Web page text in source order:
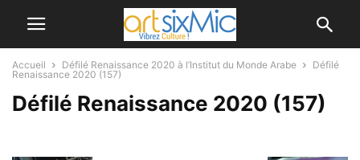
Accueil Défilé Renaissance 2020 à l’Institut du Monde Arabe
Défilé
Renaissance 2020 (157)
Défilé Renaissance 2020 (157)